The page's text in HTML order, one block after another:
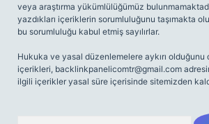
veya araştırma yükümlülüğümüz
yazdıkları içeriklerin sorumluluğunu taşımakta
bu sorumluluğu kabul etmiş sayılırlar.
Hukuka ve yasal düzenlemelere aykırı olduğunu
içerikleri, backlinkpanelicomtr@gmail.com
ilgili içerikler yasal süre içerisinde sitemizden